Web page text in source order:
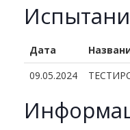
Дата
09.05.2024